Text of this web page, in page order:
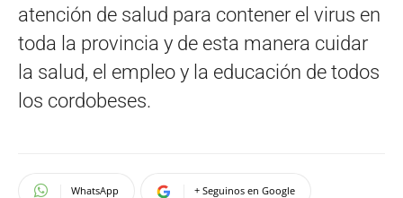
atención de salud para contener el virus en
toda la provincia y de esta manera cuidar
la salud, el empleo y la educación de todos
los cordobeses.
WhatsApp + Seguinos en Google